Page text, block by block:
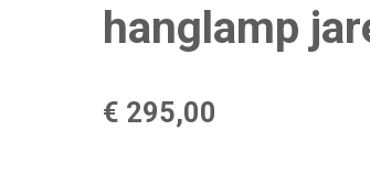
hanglamp
€ 295,00